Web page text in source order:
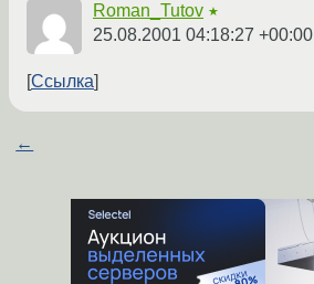
Roman_Tutov ★
25.08.2001 04:18:27 +00:00
Ссылка
←